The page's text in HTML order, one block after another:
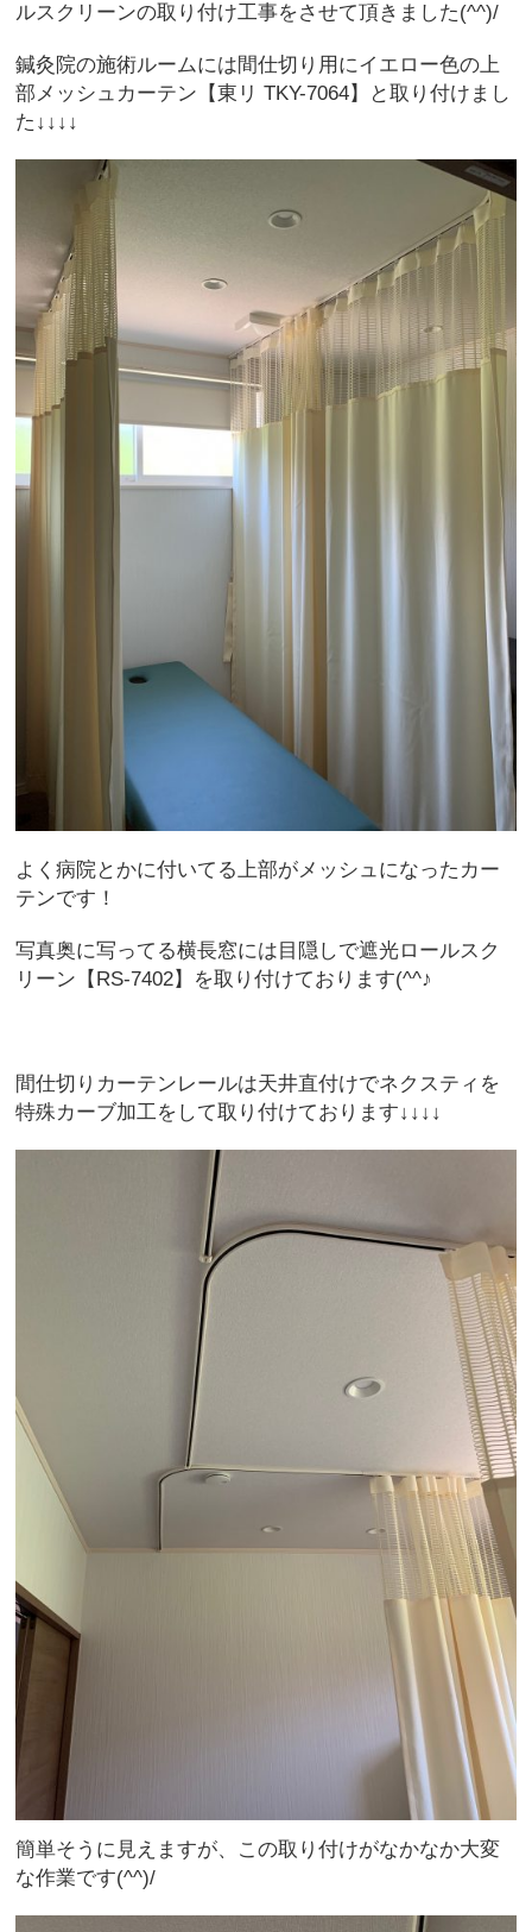
ルスクリーンの取り付け工事をさせて頂きました(^^)/
鍼灸院の施術ルームには間仕切り用にイエロー色の上
部メッシュカーテン【東リ TKY-7064】と取り付けまし
た↓↓↓↓
よく病院とかに付いてる上部がメッシュになったカー
テンです！
写真奥に写ってる横長窓には目隠しで遮光ロールスク
リーン【RS-7402】を取り付けております(^^♪
間仕切りカーテンレールは天井直付けでネクスティを
特殊カーブ加工をして取り付けております↓↓↓↓
簡単そうに見えますが、この取り付けがなかなか大変
な作業です(^^)/